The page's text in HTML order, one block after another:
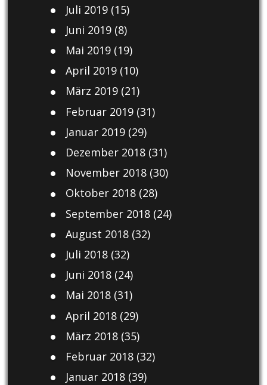
Juli 2019(15)
Juni 2019(8)
Mai 2019(19)
April 2019(10)
März 2019(21)
Februar 2019(31)
Januar 2019(29)
Dezember 2018(31)
November 2018(30)
Oktober 2018(28)
September 2018(24)
August 2018(32)
Juli 2018(32)
Juni 2018(24)
Mai 2018(31)
April 2018(29)
März 2018(35)
Februar 2018(32)
Januar 2018(39)